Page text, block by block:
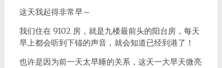
这天我起得非常早～
我们住在 9102 房，就是九楼最前头的阳台房，每天
早上都会听到下锚的声音，就会知道已经到港了！
也许是因为前一天太早睡的关系，这天一大早天微亮